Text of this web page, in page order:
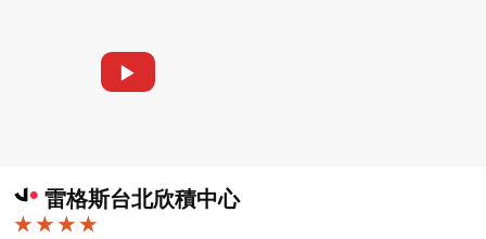
▶
雷格斯台北欣積中心
★ ★ ★ ★